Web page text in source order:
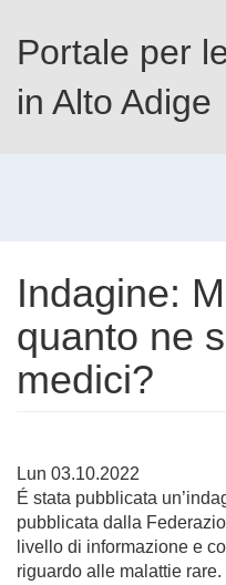
contenuto
principale
Portale per
in Alto Adige
Indagine:
quanto ne
medici?
Lun 03.10.2022
É stata pubblicata
pubblicata dalla
livello di informazione e
riguardo alle malattie